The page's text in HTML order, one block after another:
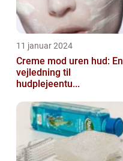
11 januar 2024
Creme mod uren hud: En
vejledning til
hudplejeentu...